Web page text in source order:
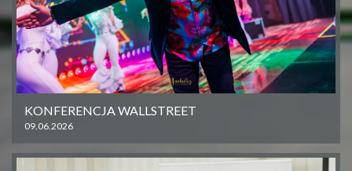
KONFERENCJA WALLSTREET
09.06.2026